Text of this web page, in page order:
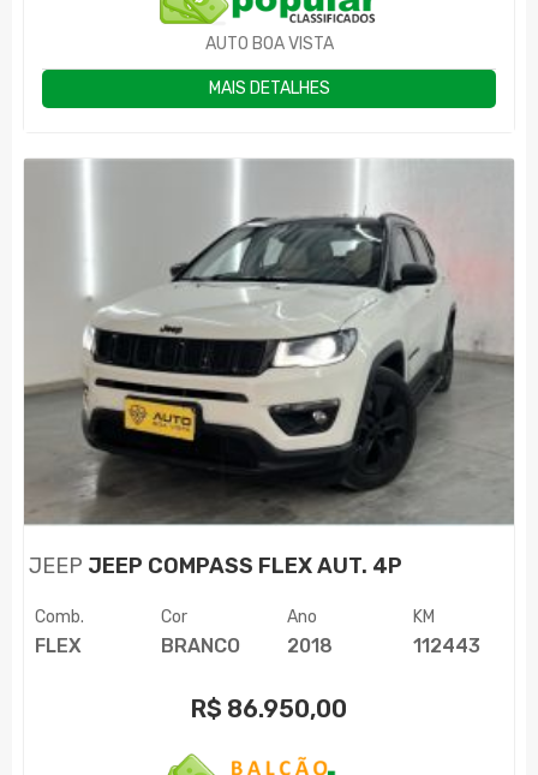
AUTO BOA VISTA
MAIS DETALHES
JEEP JEEP COMPASS FLEX AUT. 4P
Comb.
FLEX
Cor
BRANCO
Ano
2018
KM
112443
R$ 86.950,00